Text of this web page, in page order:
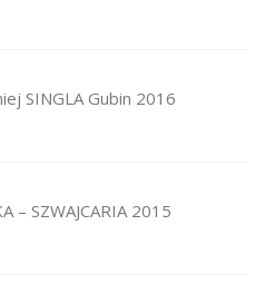
SINGLA Gubin 2016
– SZWAJCARIA 2015